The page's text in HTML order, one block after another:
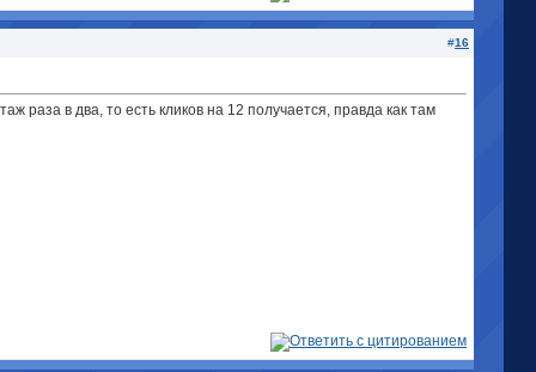
#16
раза в два, то есть кликов на 12 получается, правда как там